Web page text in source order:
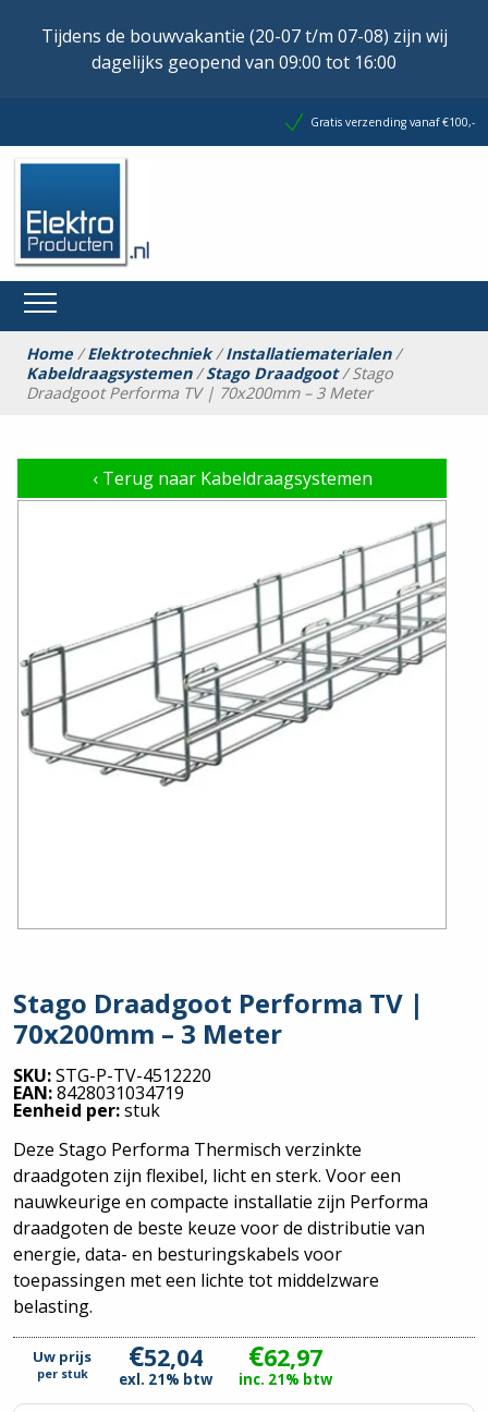
Tijdens de bouwvakantie (20-07 t/m 07-08) zijn wij
dagelijks geopend van 09:00 tot 16:00
Gratis verzending vanaf €100,-
Home/Elektrotechniek/Installatiematerialen/
Kabeldraagsystemen/Stago Draadgoot/ Stago
Draadgoot Performa TV | 70x200mm – 3 Meter
‹Terug naar Kabeldraagsystemen
Stago Draadgoot Performa TV |
70x200mm – 3 Meter
SKU:STG-P-TV-4512220
EAN:8428031034719
Eenheid per:stuk
Deze Stago Performa Thermisch verzinkte
draadgoten zijn flexibel, licht en sterk. Voor een
nauwkeurige en compacte installatie zijn Performa
draadgoten de beste keuze voor de distributie van
energie, data- en besturingskabels voor
toepassingen met een lichte tot middelzware
belasting.
Uw prijs
per stuk €52,04
exl. 21% btw
€62,97
inc. 21% btw